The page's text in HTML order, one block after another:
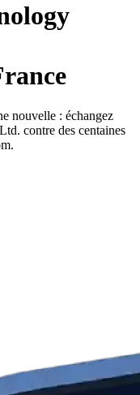
nouvelle : échangez
contre des centaines